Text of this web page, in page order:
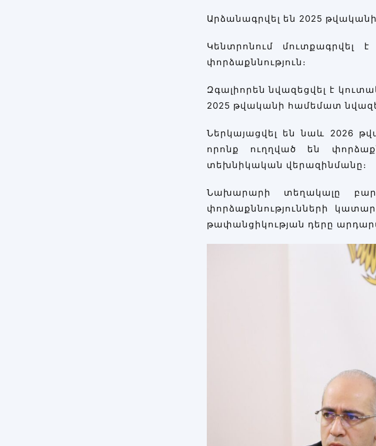
Արձանագրվել են 2025
Կենտրոնում մուտքագրվել
փորձաքննություն։
Զգալիորեն նվազեցվել է
2025 թվականի համեմատ
Ներկայացվել են նաև 2026
որոնք ուղղված են
տեխնիկական վերազինմանը։
Նախարարի տեղակալը
փորձաքննությունների
թափանցիկության դերը